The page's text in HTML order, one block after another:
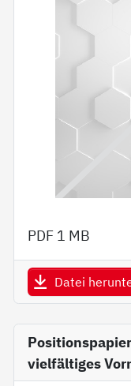
PDF 1 MB
Datei
vielfältiges